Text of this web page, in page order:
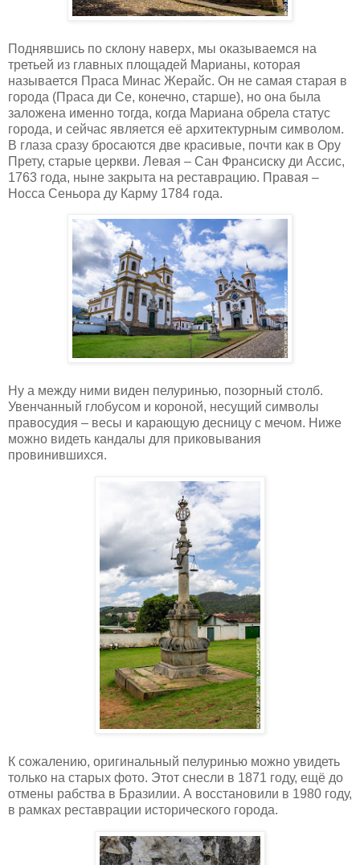
Поднявшись по склону наверх, мы оказываемся на
третьей из главных площадей Марианы, которая
называется Праса Минас Жерайс. Он не самая старая в
города (Праса ди Се, конечно, старше), но она была
заложена именно тогда, когда Мариана обрела статус
города, и сейчас является её архитектурным символом.
В глаза сразу бросаются две красивые, почти как в Ору
Прету, старые церкви. Левая – Сан Франсиску ди Ассис,
1763 года, ныне закрыта на реставрацию. Правая –
Носса Сеньора ду Карму 1784 года.
Ну а между ними виден пелуринью, позорный столб.
Увенчанный глобусом и короной, несущий символы
правосудия – весы и карающую десницу с мечом. Ниже
можно видеть кандалы для приковывания
провинившихся.
К сожалению, оригинальный пелуринью можно увидеть
только на старых фото. Этот снесли в 1871 году, ещё до
отмены рабства в Бразилии. А восстановили в 1980 году,
в рамках реставрации исторического города.